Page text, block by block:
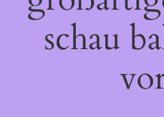
schau